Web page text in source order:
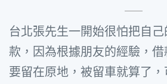
台北張先生一開始很怕把自
款，因為根據朋友的經驗，
要留在原地，被留車就算了